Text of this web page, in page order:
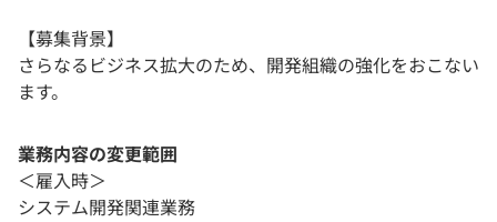
【募集背景】
さらなるビジネス拡大のため、開発組織の強化をおこない
ます。
業務内容の変更範囲
＜雇入時＞
システム開発関連業務